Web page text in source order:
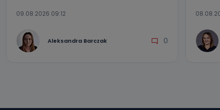
09.08.2026 09:12
Aleksandra Barczak 0